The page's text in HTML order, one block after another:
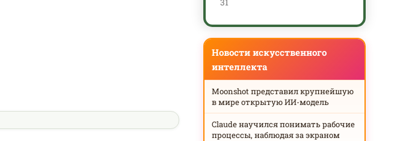
Новости искусственного
интеллекта
Moonshot представил крупнейшую
в мире открытую ИИ-модель
Claude научился понимать рабочие
процессы, наблюдая за экраном